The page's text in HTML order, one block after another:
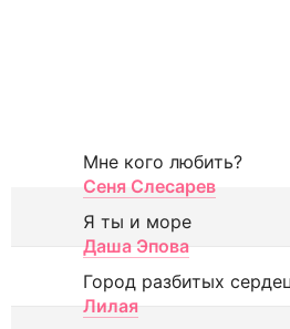
Мне кого любить?
Сеня Слесарев
Я ты и море
Даша Эпова
Город разбитых
Лилая